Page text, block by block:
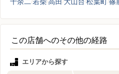
この店舗へのその他の経路
エリアから探す